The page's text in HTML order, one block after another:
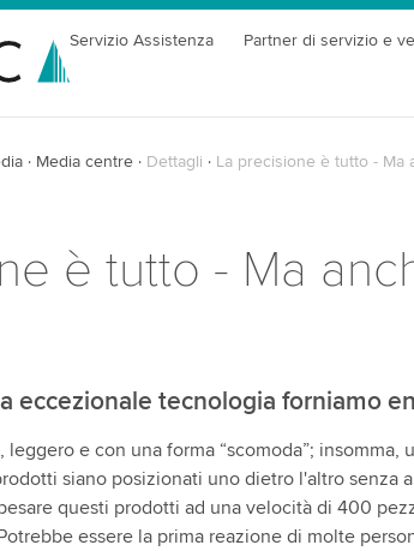
Servizio Assistenza Partner di servizio e
Media centre Dettagli La precisione è tutto - Ma
è tutto - Ma
eccezionale tecnologia forniamo
e con una forma “scomoda”; insomma,
siano posizionati uno dietro l'altro senza
questi prodotti ad una velocità di 400
essere la prima reazione di molte